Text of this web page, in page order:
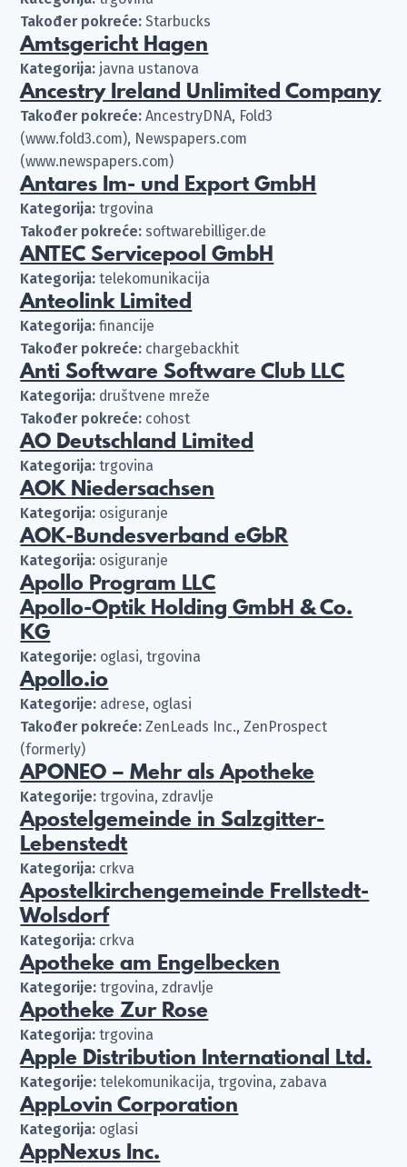
Također pokreće: Starbucks
Amtsgericht Hagen
Kategorija: javna ustanova
Ancestry Ireland Unlimited Company
Također pokreće: AncestryDNA, Fold3
(www.fold3.com), Newspapers.com
(www.newspapers.com)
Antares Im- und Export GmbH
Kategorija: trgovina
Također pokreće: softwarebilliger.de
ANTEC Servicepool GmbH
Kategorija: telekomunikacija
Anteolink Limited
Kategorija: financije
Također pokreće: chargebackhit
Anti Software Software Club LLC
Kategorija: društvene mreže
Također pokreće: cohost
AO Deutschland Limited
Kategorija: trgovina
AOK Niedersachsen
Kategorija: osiguranje
AOK-Bundesverband eGbR
Kategorija: osiguranje
Apollo Program LLC
Apollo-Optik Holding GmbH & Co.
KG
Kategorije: oglasi, trgovina
Apollo.io
Kategorije: adrese, oglasi
Također pokreće: ZenLeads Inc., ZenProspect
(formerly)
APONEO – Mehr als Apotheke
Kategorije: trgovina, zdravlje
Apostelgemeinde in Salzgitter-
Lebenstedt
Kategorija: crkva
Apostelkirchengemeinde Frellstedt-
Wolsdorf
Kategorija: crkva
Apotheke am Engelbecken
Kategorije: trgovina, zdravlje
Apotheke Zur Rose
Kategorija: trgovina
Apple Distribution International Ltd.
Kategorije: telekomunikacija, trgovina, zabava
AppLovin Corporation
Kategorija: oglasi
AppNexus Inc.